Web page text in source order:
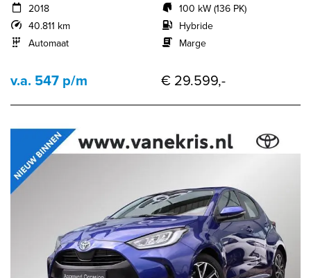
2018
40.811 km
Automaat
100 kW (136 PK)
Hybride
Marge
v.a. 547 p/m € 29.599,-